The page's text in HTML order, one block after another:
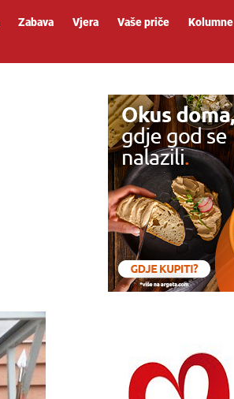
Zabava Vjera Vaše priče Kolumne